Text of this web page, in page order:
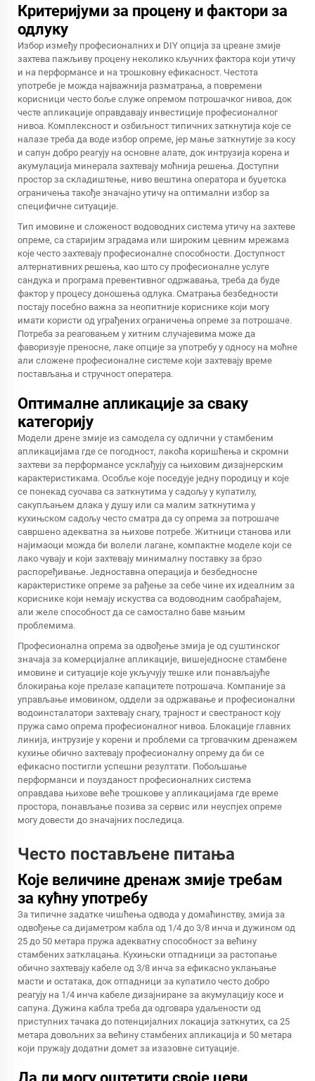
Критеријуми за процену и фактори за
одлуку
Избор између професионалних и DIY опција за цреане змије
захтева пажљиву процену неколико кључних фактора који утичу
и на перформансе и на трошковну ефикасност. Честота
употребе је можда најважнија разматрања, а повремени
корисници често боље служе опремом потрошачког нивоа, док
честе апликације оправдавају инвестиције професионалног
нивоа. Комплексност и озбиљност типичних заткнутија које се
налазе треба да воде избор опреме, јер мање заткнутије за косу
и сапун добро реагују на основне алате, док интрузија корена и
акумулација минерала захтевају моћнија решења. Доступни
простор за складиштење, ниво вештина оператора и буџетска
ограничења такође значајно утичу на оптимални избор за
специфичне ситуације.
Тип имовине и сложеност водоводних система утичу на захтеве
опреме, са старијим зградама или широким цевним мрежама
које често захтевају професионалне способности. Доступност
алтернативних решења, као што су професионалне услуге
сандука и програма превентивног одржавања, треба да буде
фактор у процесу доношења одлука. Сматрања безбедности
постају посебно важна за неопитније кориснике који могу
имати користи од уграђених ограничења опреме за потрошаче.
Потреба за реаговањем у хитним случајевима може да
фаворизује преносне, лаке опције за употребу у односу на моћне
али сложене професионалне системе који захтевају време
постављања и стручност оператера.
Оптималне апликације за сваку
категорију
Модели дрене змије из самодела су одлични у стамбеним
апликацијама где се погодност, лакоћа коришћења и скромни
захтеви за перформансе усклађују са њиховим дизајнерским
карактеристикама. Особље које поседује једну породицу и које
се понекад суочава са заткнутима у садољу у купатилу,
сакупљањем длака у душу или са малим заткнутима у
кухињском садољу често сматра да су опрема за потрошаче
савршено адекватна за њихове потребе. Житници станова или
најимаоци можда би волели лагане, компактне моделе који се
лако чувају и који захтевају минималну поставку за брзо
распоређивање. Једноставна операција и безбедносне
карактеристике опреме за рађење за себе чине их идеалним за
кориснике који немају искуства са водоводним саобраћајем,
али желе способност да се самостално баве мањим
проблемима.
Професионална опрема за одвођење змија је од суштинског
значаја за комерцијалне апликације, вишеједносне стамбене
имовине и ситуације које укључују тешке или понављајуће
блокирања које прелазе капацитете потрошача. Компаније за
управљање имовином, оддели за одржавање и професионални
водоинсталатори захтевају снагу, трајност и свестраност коју
пружа само опрема професионалног нивоа. Блокације главних
линија, интрузије у корени и проблеми са трговачким дренажем
кухиње обично захтевају професионалну опрему да би се
ефикасно постигли успешни резултати. Побољшање
перформанси и поузданост професионалних система
оправдава њихове веће трошкове у апликацијама где време
простора, понављање позива за сервис или неуспјех опреме
могу довести до значајних последица.
Често постављене питања
Које величине дренаж змије требам
за кућну употребу
За типичне задатке чишћења одвода у домаћинству, змија за
одвођење са дијаметром кабла од 1/4 до 3/8 инча и дужином од
25 до 50 метара пружа адекватну способност за већину
стамбених затклацања. Кухињски отпадници за растопање
обично захтевају кабеле од 3/8 инча за ефикасно уклањање
масти и остатака, док отпадници за купатило често добро
реагују на 1/4 инча кабеле дизајниране за акумулацију косе и
сапуна. Дужина кабла треба да одговара удаљености од
приступних тачака до потенцијалних локација заткнутих, са 25
метара довољних за већину стамбених апликација и 50 метара
који пружају додатни домет за изазовне ситуације.